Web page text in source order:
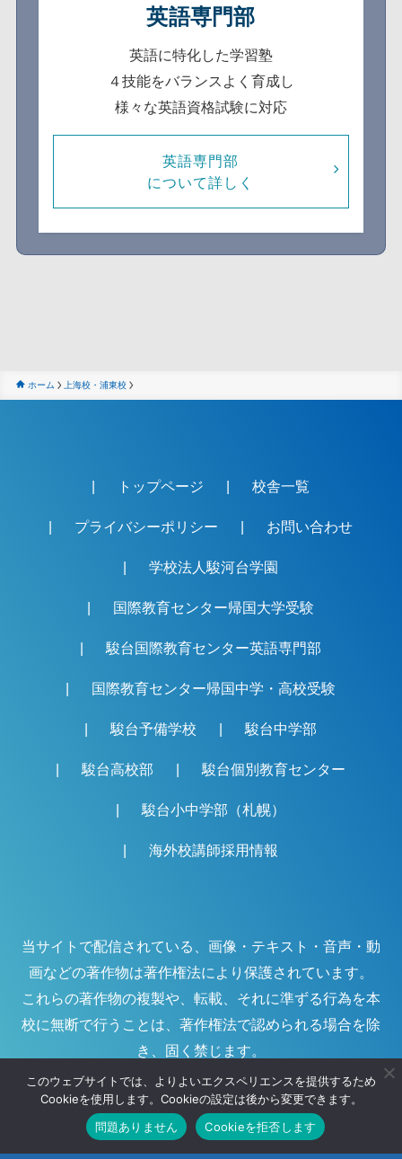
英語専門部
英語に特化した学習塾
４技能をバランスよく育成し
様々な英語資格試験に対応
英語専門部
について詳しく
ホーム 上海校・浦東校
トップページ 校舎一覧
プライバシーポリシー お問い合わせ
学校法人駿河台学園
国際教育センター帰国大学受験
駿台国際教育センター英語専門部
国際教育センター帰国中学・高校受験
駿台予備学校 駿台中学部
駿台高校部 駿台個別教育センター
駿台小中学部（札幌）
海外校講師採用情報
当サイトで配信されている、画像・テキスト・音声・動
画などの著作物は著作権法により保護されています。
これらの著作物の複製や、転載、それに準ずる行為を本
校に無断で行うことは、著作権法で認められる場合を除
き、固く禁じます。
©駿台海外校
このウェブサイトでは、よりよいエクスペリエンスを提供するため
Cookieを使用します。Cookieの設定は後から変更できます。
問題ありません
Cookieを拒否します